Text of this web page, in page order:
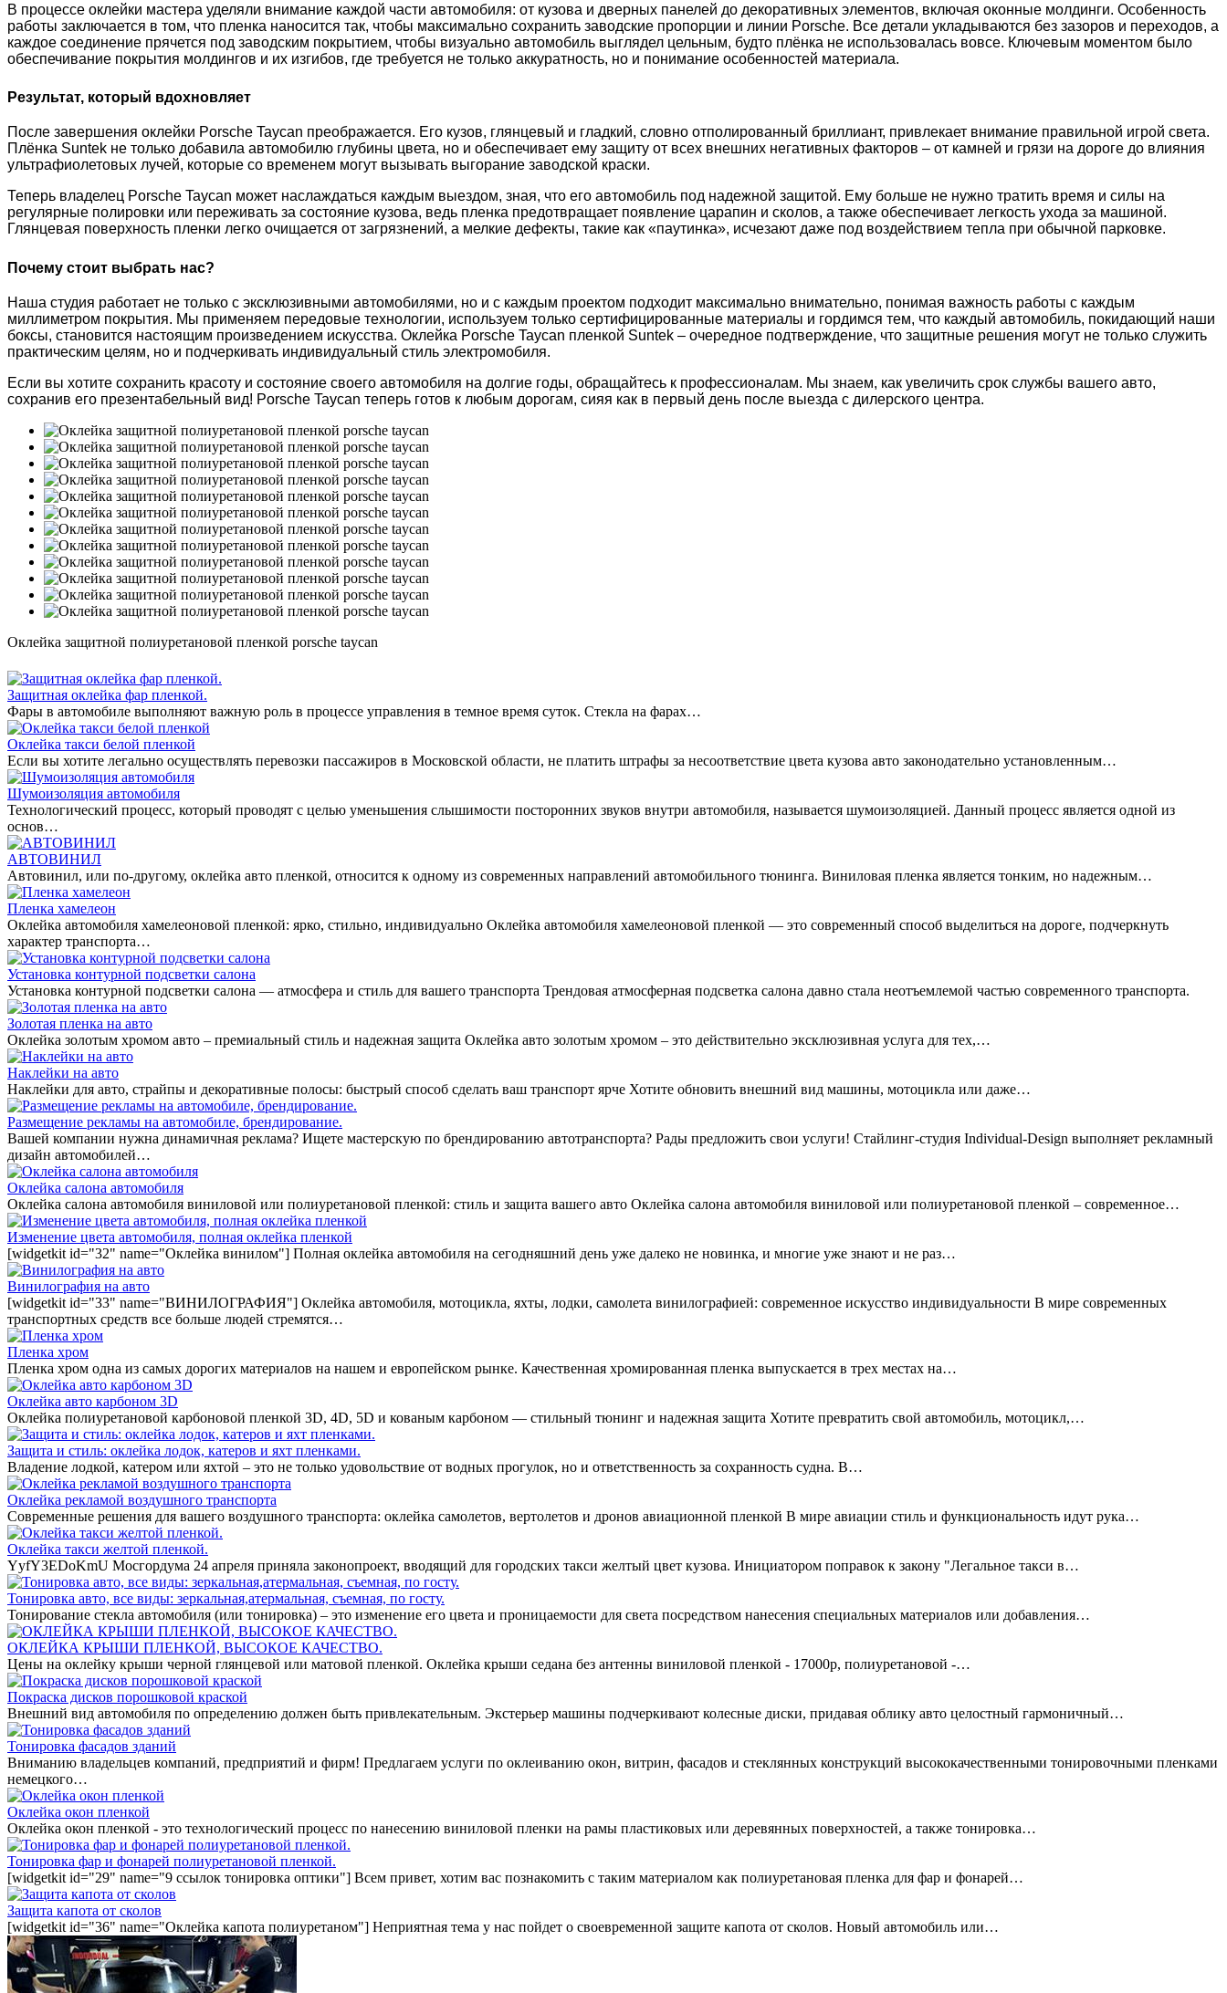
В процессе оклейки мастера уделяли внимание каждой части автомобиля: от кузова и дверных панелей до декоративных элементов, включая оконные молдинги. Особенность
работы заключается в том, что пленка наносится так, чтобы максимально сохранить заводские пропорции и линии Porsche. Все детали укладываются без зазоров и переходов, а
каждое соединение прячется под заводским покрытием, чтобы визуально автомобиль выглядел цельным, будто плёнка не использовалась вовсе. Ключевым моментом было
обеспечивание покрытия молдингов и их изгибов, где требуется не только аккуратность, но и понимание особенностей материала.
Результат, который вдохновляет
После завершения оклейки Porsche Taycan преображается. Его кузов, глянцевый и гладкий, словно отполированный бриллиант, привлекает внимание правильной игрой света.
Плёнка Suntek не только добавила автомобилю глубины цвета, но и обеспечивает ему защиту от всех внешних негативных факторов – от камней и грязи на дороге до влияния
ультрафиолетовых лучей, которые со временем могут вызывать выгорание заводской краски.
Теперь владелец Porsche Taycan может наслаждаться каждым выездом, зная, что его автомобиль под надежной защитой. Ему больше не нужно тратить время и силы на
регулярные полировки или переживать за состояние кузова, ведь пленка предотвращает появление царапин и сколов, а также обеспечивает легкость ухода за машиной.
Глянцевая поверхность пленки легко очищается от загрязнений, а мелкие дефекты, такие как «паутинка», исчезают даже под воздействием тепла при обычной парковке.
Почему стоит выбрать нас?
Наша студия работает не только с эксклюзивными автомобилями, но и с каждым проектом подходит максимально внимательно, понимая важность работы с каждым
миллиметром покрытия. Мы применяем передовые технологии, используем только сертифицированные материалы и гордимся тем, что каждый автомобиль, покидающий наши
боксы, становится настоящим произведением искусства. Оклейка Porsche Taycan пленкой Suntek – очередное подтверждение, что защитные решения могут не только служить
практическим целям, но и подчеркивать индивидуальный стиль электромобиля.
Если вы хотите сохранить красоту и состояние своего автомобиля на долгие годы, обращайтесь к профессионалам. Мы знаем, как увеличить срок службы вашего авто,
сохранив его презентабельный вид! Porsche Taycan теперь готов к любым дорогам, сияя как в первый день после выезда с дилерского центра.
Оклейка защитной полиуретановой пленкой porsche taycan
Защитная оклейка фар пленкой.
Фары в автомобиле выполняют важную роль в процессе управления в темное время суток. Стекла на фарах…
Оклейка такси белой пленкой
Если вы хотите легально осуществлять перевозки пассажиров в Московской области, не платить штрафы за несоответствие цвета кузова авто законодательно установленным…
Шумоизоляция автомобиля
Технологический процесс, который проводят с целью уменьшения слышимости посторонних звуков внутри автомобиля, называется шумоизоляцией. Данный процесс является одной из
основ…
АВТОВИНИЛ
Автовинил, или по-другому, оклейка авто пленкой, относится к одному из современных направлений автомобильного тюнинга. Виниловая пленка является тонким, но надежным…
Пленка хамелеон
Оклейка автомобиля хамелеоновой пленкой: ярко, стильно, индивидуально Оклейка автомобиля хамелеоновой пленкой — это современный способ выделиться на дороге, подчеркнуть
характер транспорта…
Установка контурной подсветки салона
Установка контурной подсветки салона — атмосфера и стиль для вашего транспорта Трендовая атмосферная подсветка салона давно стала неотъемлемой частью современного транспорта.
Золотая пленка на авто
Оклейка золотым хромом авто – премиальный стиль и надежная защита Оклейка авто золотым хромом – это действительно эксклюзивная услуга для тех,…
Наклейки на авто
Наклейки для авто, страйпы и декоративные полосы: быстрый способ сделать ваш транспорт ярче Хотите обновить внешний вид машины, мотоцикла или даже…
Размещение рекламы на автомобиле, брендирование.
Вашей компании нужна динамичная реклама? Ищете мастерскую по брендированию автотранспорта? Рады предложить свои услуги! Стайлинг-студия Individual-Design выполняет рекламный
дизайн автомобилей…
Оклейка салона автомобиля
Оклейка салона автомобиля виниловой или полиуретановой пленкой: стиль и защита вашего авто Оклейка салона автомобиля виниловой или полиуретановой пленкой – современное…
Изменение цвета автомобиля, полная оклейка пленкой
[widgetkit id="32" name="Оклейка винилом"] Полная оклейка автомобиля на сегодняшний день уже далеко не новинка, и многие уже знают и не раз…
Винилография на авто
[widgetkit id="33" name="ВИНИЛОГРАФИЯ"] Оклейка автомобиля, мотоцикла, яхты, лодки, самолета винилографией: современное искусство индивидуальности В мире современных
транспортных средств все больше людей стремятся…
Пленка хром
Пленка хром одна из самых дорогих материалов на нашем и европейском рынке. Качественная хромированная пленка выпускается в трех местах на…
Оклейка авто карбоном 3D
Оклейка полиуретановой карбоновой пленкой 3D, 4D, 5D и кованым карбоном — стильный тюнинг и надежная защита Хотите превратить свой автомобиль, мотоцикл,…
Защита и стиль: оклейка лодок, катеров и яхт пленками.
Владение лодкой, катером или яхтой – это не только удовольствие от водных прогулок, но и ответственность за сохранность судна. В…
Оклейка рекламой воздушного транспорта
Современные решения для вашего воздушного транспорта: оклейка самолетов, вертолетов и дронов авиационной пленкой В мире авиации стиль и функциональность идут рука…
Оклейка такси желтой пленкой.
YyfY3EDoKmU Мосгордума 24 апреля приняла законопроект, вводящий для городских такси желтый цвет кузова. Инициатором поправок к закону "Легальное такси в…
Тонировка авто, все виды: зеркальная,атермальная, съемная, по госту.
Тонирование стекла автомобиля (или тонировка) – это изменение его цвета и проницаемости для света посредством нанесения специальных материалов или добавления…
ОКЛЕЙКА КРЫШИ ПЛЕНКОЙ, ВЫСОКОЕ КАЧЕСТВО.
Цены на оклейку крыши черной глянцевой или матовой пленкой. Оклейка крыши седана без антенны виниловой пленкой - 17000р, полиуретановой -…
Покраска дисков порошковой краской
Внешний вид автомобиля по определению должен быть привлекательным. Экстерьер машины подчеркивают колесные диски, придавая облику авто целостный гармоничный…
Тонировка фасадов зданий
Вниманию владельцев компаний, предприятий и фирм! Предлагаем услуги по оклеиванию окон, витрин, фасадов и стеклянных конструкций высококачественными тонировочными пленками
немецкого…
Оклейка окон пленкой
Оклейка окон пленкой - это технологический процесс по нанесению виниловой пленки на рамы пластиковых или деревянных поверхностей, а также тонировка…
Тонировка фар и фонарей полиуретановой пленкой.
[widgetkit id="29" name="9 ссылок тонировка оптики"] Всем привет, хотим вас познакомить с таким материалом как полиуретановая пленка для фар и фонарей…
Защита капота от сколов
[widgetkit id="36" name="Оклейка капота полиуретаном"] Неприятная тема у нас пойдет о своевременной защите капота от сколов. Новый автомобиль или…